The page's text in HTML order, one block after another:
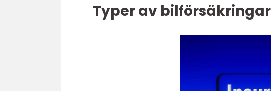
Typer av bilförsäkringar